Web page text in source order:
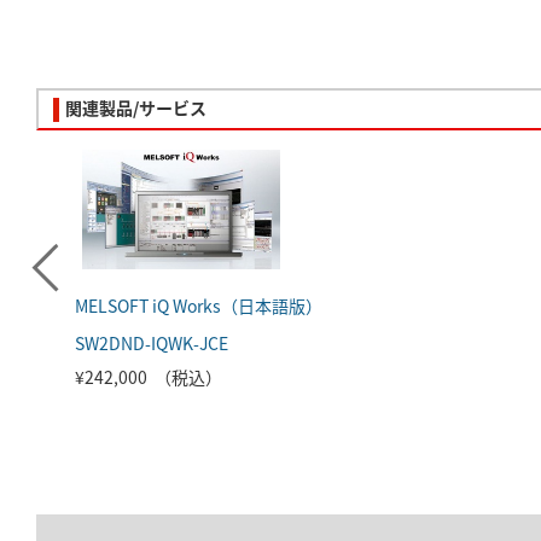
関連製品/サービス
MELSOFT iQ Works（日本語版）
SW2DND-IQWK-JCE
¥242,000 （税込）